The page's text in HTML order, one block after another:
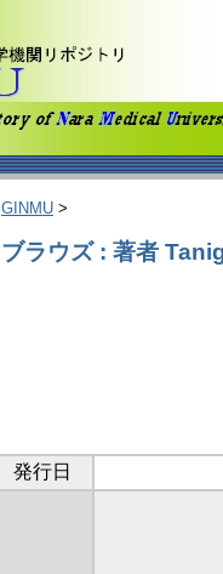
GINMU >
ブラウズ : 著者
発行日